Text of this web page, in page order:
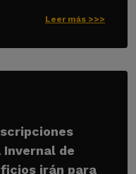
Leer más >>>
Invernal de
irán para